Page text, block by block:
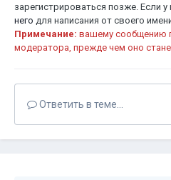
зарегистрироваться позже. Если у
него для написания от своего
Примечание: вашему сообщению
модератора, прежде чем оно
Ответить в теме...